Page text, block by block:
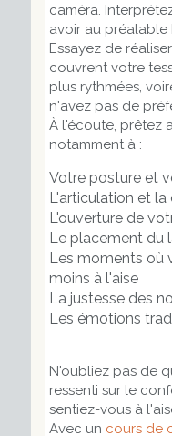
caméra.
avoir au préalable
Essayez de
couvrent votre
plus rythmées,
n'avez pas de
À l'écoute, prêtez
notamment à :
Votre posture et
L'articulation et
L'ouverture de
Le placement du
Les moments où
moins à l'aise
La justesse des
Les émotions
N'oubliez pas de
ressenti sur le
sentiez-vous à
Avec un cours de